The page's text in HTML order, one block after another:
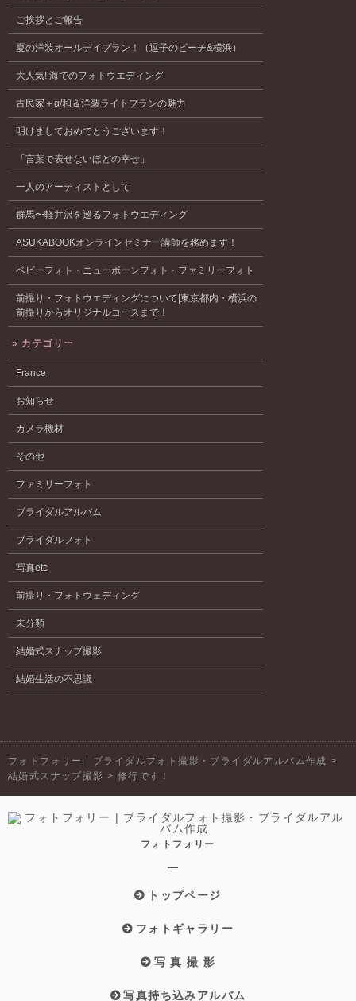
ご挨拶とご報告
夏の洋装オールデイプラン！（逗子のビーチ&横浜）
大人気! 海でのフォトウエディング
古民家＋α/和＆洋装ライトプランの魅力
明けましておめでとうございます！
「言葉で表せないほどの幸せ」
一人のアーティストとして
群馬〜軽井沢を巡るフォトウエディング
ASUKABOOKオンラインセミナー講師を務めます！
ベビーフォト・ニューボーンフォト・ファミリーフォト
前撮り・フォトウエディングについて|東京都内・横浜の
前撮りからオリジナルコースまで！
» カテゴリー
France
お知らせ
カメラ機材
その他
ファミリーフォト
ブライダルアルバム
ブライダルフォト
写真etc
前撮り・フォトウェディング
未分類
結婚式スナップ撮影
結婚生活の不思議
フォトフォリー | ブライダルフォト撮影・ブライダルアルバム作成 >
結婚式スナップ撮影 > 修行です！
フォトフォリー
トップページ
フォトギャラリー
写 真 撮 影
写真持ち込みアルバム